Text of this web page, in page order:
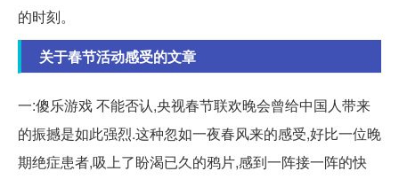
的时刻。
关于春节活动感受的文章
一:傻乐游戏 不能否认,央视春节联欢晚会曾给中国人带来
的振撼是如此强烈.这种忽如一夜春风来的感受,好比一位晚
期绝症患者,吸上了盼渴已久的鸦片,感到一阵接一阵的快